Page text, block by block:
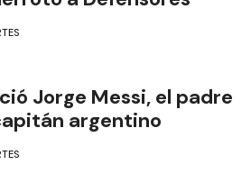
goleó a Douglas y
a Defensores
Jorge Messi, el padre
argentino